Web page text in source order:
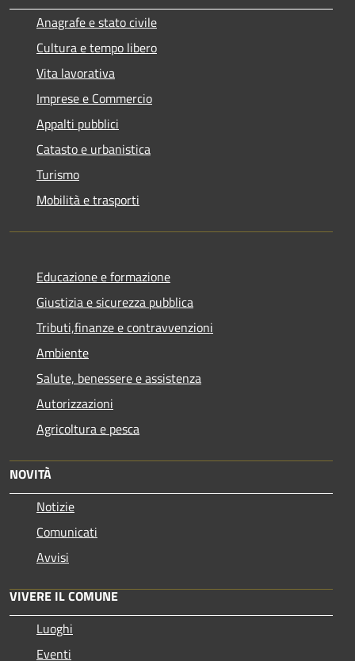
Anagrafe e stato civile
Cultura e tempo libero
Vita lavorativa
Imprese e Commercio
Appalti pubblici
Catasto e urbanistica
Turismo
Mobilità e trasporti
Educazione e formazione
Giustizia e sicurezza pubblica
Tributi,finanze e contravvenzioni
Ambiente
Salute, benessere e assistenza
Autorizzazioni
Agricoltura e pesca
NOVITÀ
Notizie
Comunicati
Avvisi
VIVERE IL COMUNE
Luoghi
Eventi